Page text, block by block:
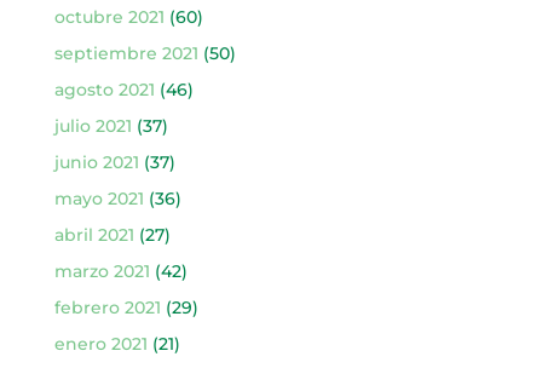
octubre 2021 (60)
septiembre 2021 (50)
agosto 2021 (46)
julio 2021 (37)
junio 2021 (37)
mayo 2021 (36)
abril 2021 (27)
marzo 2021 (42)
febrero 2021 (29)
enero 2021 (21)